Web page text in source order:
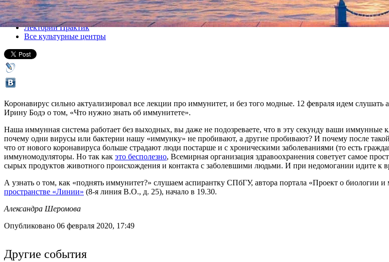
Все лекции
Лекторий Практик
Все культурные центры
Коронавирус сильно актуализировал все лекции про иммунитет, и без того модные. 12 февраля идем слушать
Ирину Бодэ о том, «Что нужно знать об иммунитете».
Наша иммунная система работает без выходных, вы даже не подозреваете, что в эту секунду ваши
почему одни вирусы или бактерии нашу «иммунку» не пробивают, а другие пробивают? И почему после такой
что от нового коронавируса больше страдают люди постарше и с хроническими заболеваниями (то есть
иммуномодуляторы. Но так как это бесполезно, Всемирная организация здравоохранения советует самое
сырых продуктов животного происхождения и контакта с заболевшими людьми. И при недомогании идите к
А узнать о том, как «поднять иммунитет?» слушаем аспирантку СПбГУ, автора портала «Проект о
пространстве «Линии» (8-я линия В.О., д. 25), начало в 19.30.
Александра Шеромова
Опубликовано 06 февраля 2020, 17:49
Другие события